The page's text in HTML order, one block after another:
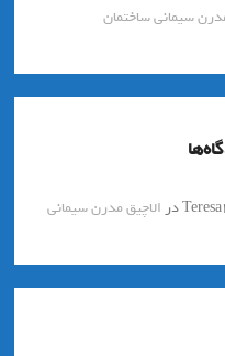
سیمانی ساختمان
در الاچیق مدرن سیمانی